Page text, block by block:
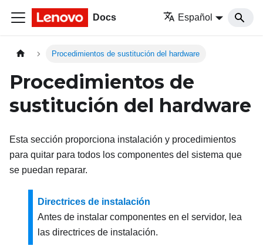
Docs Español
Procedimientos de sustitución del hardware
Procedimientos de
sustitución del hardware
Esta sección proporciona instalación y procedimientos
para quitar para todos los componentes del sistema que
se puedan reparar.
Directrices de instalación
Antes de instalar componentes en el servidor, lea
las directrices de instalación.